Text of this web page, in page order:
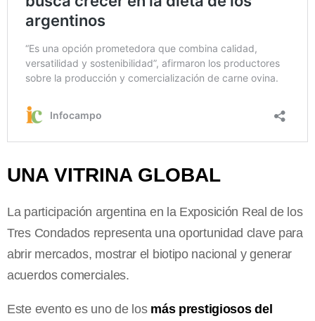
UNA VITRINA GLOBAL
La participación argentina en la Exposición Real de los
Tres Condados representa una oportunidad clave para
abrir mercados, mostrar el biotipo nacional y generar
acuerdos comerciales.
Este evento es uno de los más prestigiosos del